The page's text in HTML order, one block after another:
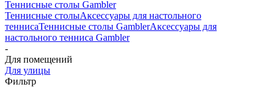
Теннисные столы Gambler
Теннисные столыАксессуары для настольного
теннисаТеннисные столы GamblerАксессуары для
настольного тенниса Gambler
-
Для помещений
Для улицы
Фильтр